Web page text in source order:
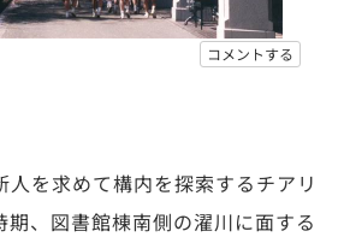
コメントする
人を求めて構内を探索するチアリ
期、図書館棟南側の濯川に面する